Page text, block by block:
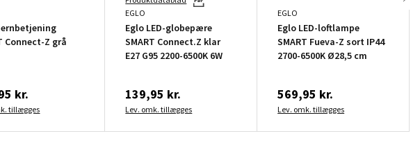
Connect-Z grå
kr.
tillægges
EGLO
Eglo LED-globepære
SMART Connect.Z klar
E27 G95 2200-6500K 6W
139,95 kr.
Lev. omk. tillægges
EGLO
Eglo LED-loftlampe
SMART Fueva-Z sort IP44
2700-6500K Ø28,5 cm
569,95 kr.
Lev. omk. tillægges